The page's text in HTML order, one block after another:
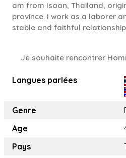
am from Isaan, Thailand,
province. I work as a laborer
stable and faithful
Je souhaite rencontrer
Langues parlées
Genre
Age
Pays